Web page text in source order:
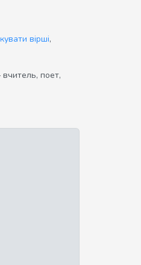
вірші,
поет,